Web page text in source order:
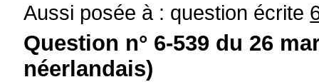
Aussi posée à : question écrite
Question n° 6-539 du 26
néerlandais)